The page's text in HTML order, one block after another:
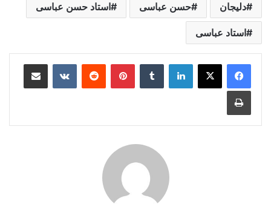
دلیجان حسن عباسی استاد حسن عباسی
استاد عباسی
لینکدین ‫تامبلر ‫پین‌ترست‫رددیت ‫VKontakteاشتراک گذاری از طریق ایمیل
چاپ